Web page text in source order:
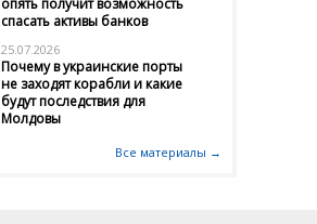
опять получит возможность
спасать активы банков
25.07.2026
Почему в украинские порты
не заходят корабли и какие
будут последствия для
Молдовы
Все материалы →